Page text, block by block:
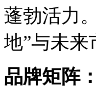
蓬勃活力
地”与未
品牌矩阵